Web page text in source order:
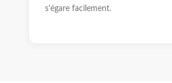
s'égare facilement.